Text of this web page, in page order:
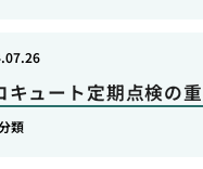
キュート定期点検の
類